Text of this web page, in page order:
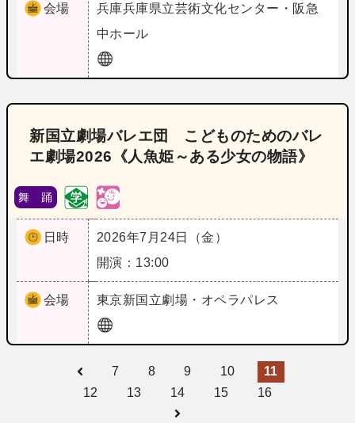
会場 兵庫兵庫県立芸術文化センター・阪急
中ホール
新国立劇場バレエ団 こどものためのバレ
エ劇場2026《人魚姫～ある少女の物語》
舞 踊
日時
2026年7月24日（金）
開演：13:00
会場 東京新国立劇場・オペラパレス
7 8 9 10
11
12
13 14 15 16